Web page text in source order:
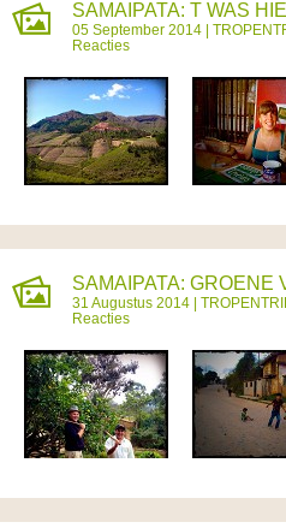
SAMAIPATA: T WAS
05 September 2014 |
Reacties
SAMAIPATA: GROENE
31 Augustus 2014 |
Reacties